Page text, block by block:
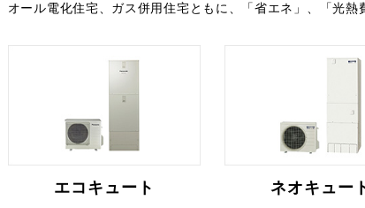
オール電化住宅、ガス併用住宅ともに、「省エネ」、「光熱
エコキュート ネオキュー